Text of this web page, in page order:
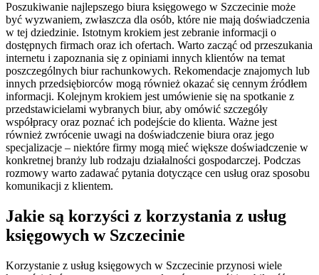
Poszukiwanie najlepszego biura księgowego w Szczecinie może
być wyzwaniem, zwłaszcza dla osób, które nie mają doświadczenia
w tej dziedzinie. Istotnym krokiem jest zebranie informacji o
dostępnych firmach oraz ich ofertach. Warto zacząć od przeszukania
internetu i zapoznania się z opiniami innych klientów na temat
poszczególnych biur rachunkowych. Rekomendacje znajomych lub
innych przedsiębiorców mogą również okazać się cennym źródłem
informacji. Kolejnym krokiem jest umówienie się na spotkanie z
przedstawicielami wybranych biur, aby omówić szczegóły
współpracy oraz poznać ich podejście do klienta. Ważne jest
również zwrócenie uwagi na doświadczenie biura oraz jego
specjalizacje – niektóre firmy mogą mieć większe doświadczenie w
konkretnej branży lub rodzaju działalności gospodarczej. Podczas
rozmowy warto zadawać pytania dotyczące cen usług oraz sposobu
komunikacji z klientem.
Jakie są korzyści z korzystania z usług
księgowych w Szczecinie
Korzystanie z usług księgowych w Szczecinie przynosi wiele